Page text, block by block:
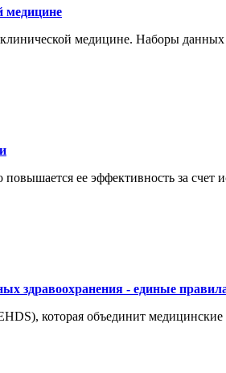
медицине
медицине. Наборы
ее эффективность за счет
здравоохранения - единые
которая объединит